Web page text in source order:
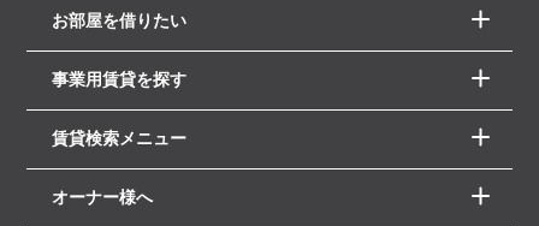
お部屋を借りたい
事業用賃貸を探す
賃貸検索メニュー
オーナー様へ